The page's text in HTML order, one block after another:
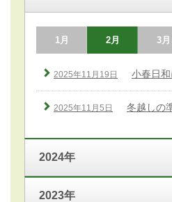
1月 2月 3月
2025年11月19日 小春日
2025年11月5日 冬越しの
2024年
2023年